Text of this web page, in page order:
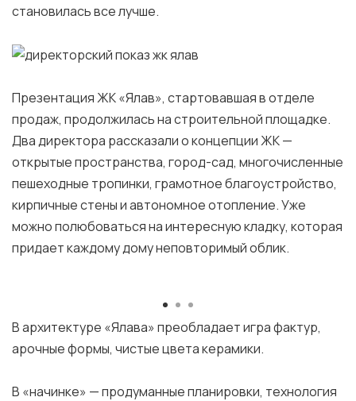
становилась все лучше.
Презентация ЖК «Ялав», стартовавшая в отделе
продаж, продолжилась на строительной площадке.
Два директора рассказали о концепции ЖК —
открытые пространства, город-сад, многочисленные
пешеходные тропинки, грамотное благоустройство,
кирпичные стены и автономное отопление. Уже
можно полюбоваться на интересную кладку, которая
придает каждому дому неповторимый облик.
В архитектуре «Ялава» преобладает игра фактур,
арочные формы, чистые цвета керамики.
В «начинке» — продуманные планировки, технология